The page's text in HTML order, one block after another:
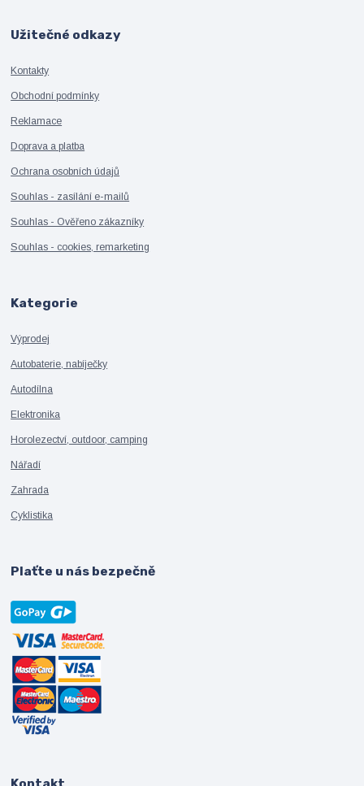
Užitečné odkazy
Kontakty
Obchodní podmínky
Reklamace
Doprava a platba
Ochrana osobních údajů
Souhlas - zasílání e-mailů
Souhlas - Ověřeno zákazníky
Souhlas - cookies, remarketing
Kategorie
Výprodej
Autobaterie, nabíječky
Autodílna
Elektronika
Horolezectví, outdoor, camping
Nářadí
Zahrada
Cyklistika
Plaťte u nás bezpečně